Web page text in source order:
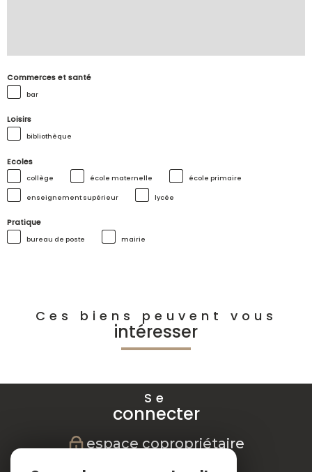
Commerces et santé
bar
Loisirs
bibliothèque
Ecoles
collège école maternelle école primaire
enseignement supérieur lycée
Pratique
bureau de poste mairie
Ces biens peuvent vous
intéresser
Se
connecter
espace copropriétaire